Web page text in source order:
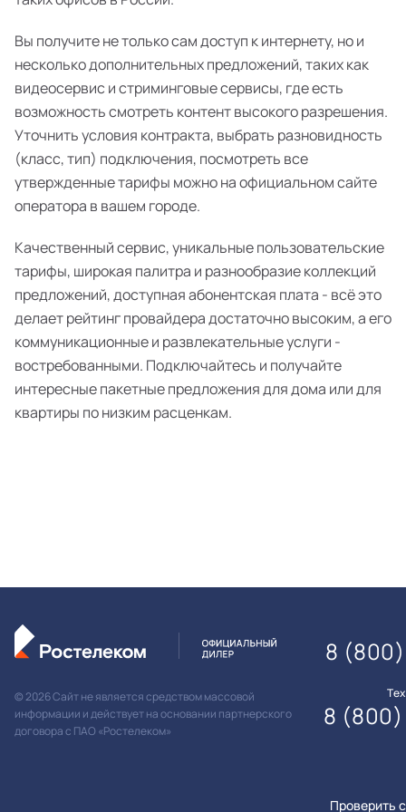
Вы получите не только сам доступ к интернету, но и
несколько дополнительных предложений, таких как
видеосервис и стриминговые сервисы, где есть
возможность смотреть контент высокого разрешения.
Уточнить условия контракта, выбрать разновидность
(класс, тип) подключения, посмотреть все
утвержденные тарифы можно на официальном сайте
оператора в вашем городе.
Качественный сервис, уникальные пользовательские
тарифы, широкая палитра и разнообразие коллекций
предложений, доступная абонентская плата - всё это
делает рейтинг провайдера достаточно высоким, а его
коммуникационные и развлекательные услуги -
востребованными. Подключайтесь и получайте
интересные пакетные предложения для дома или для
квартиры по низким расценкам.
© 2026 Сайт не является средством массовой
информации и действует на основании партнерского
договора с ПАО «Ростелеком»
Проверить
8
8